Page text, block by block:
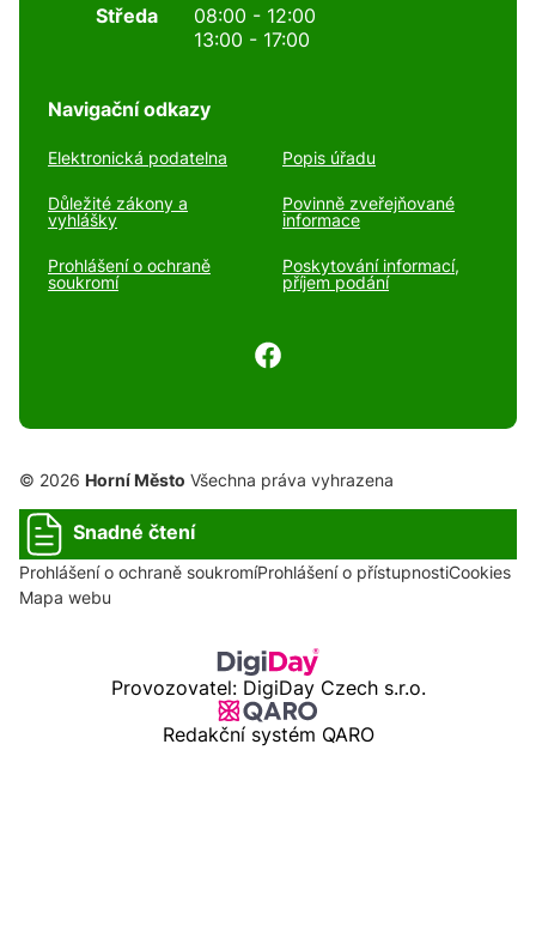
Středa
08:00 - 12:00
13:00 - 17:00
Navigační odkazy
Elektronická podatelna Popis úřadu
Důležité zákony a
vyhlášky
Povinně zveřejňované
informace
Prohlášení o ochraně
soukromí
Poskytování informací,
příjem podání
© 2026 Horní Město Všechna práva vyhrazena
Snadné čtení
Prohlášení o ochraně soukromíProhlášení o přístupnostiCookies
Mapa webu
Provozovatel: DigiDay Czech s.r.o.
Redakční systém QARO